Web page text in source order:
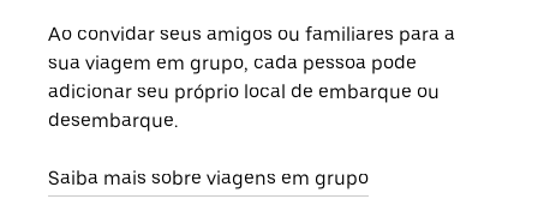
Ao convidar seus amigos ou familiares para a
sua viagem em grupo, cada pessoa pode
adicionar seu próprio local de embarque ou
desembarque.
Saiba mais sobre viagens em grupo